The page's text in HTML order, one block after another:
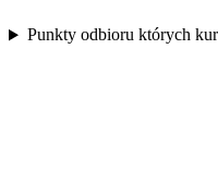
Punkty odbioru których